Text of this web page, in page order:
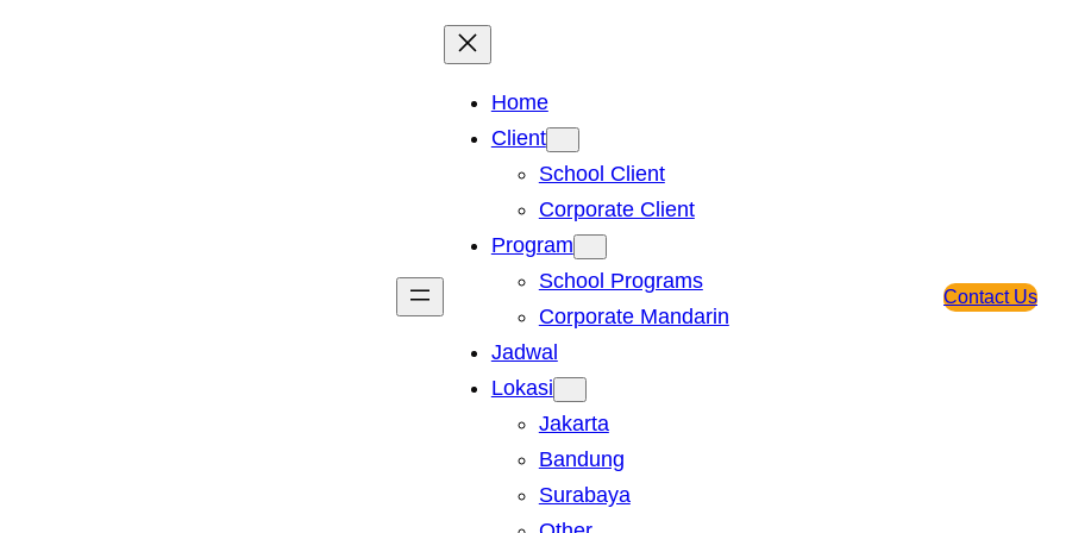
Home
Client
School Client
Corporate Client
Program
School Programs
Corporate Mandarin
Jadwal
Lokasi
Jakarta
Bandung
Surabaya
Contact Us